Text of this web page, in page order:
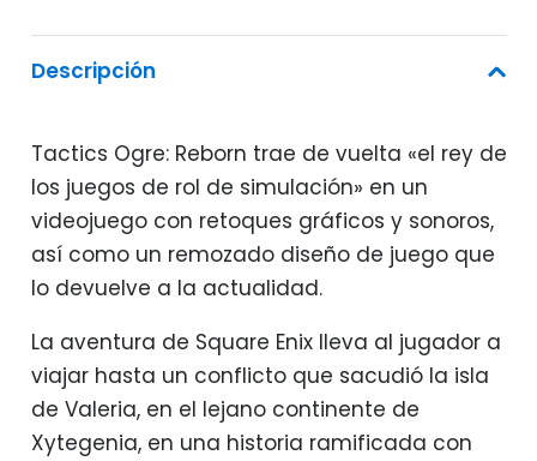
52,95€.34,95€.
Descripción
Tactics Ogre: Reborn trae de vuelta «el rey de
los juegos de rol de simulación» en un
videojuego con retoques gráficos y sonoros,
así como un remozado diseño de juego que
lo devuelve a la actualidad.
La aventura de Square Enix lleva al jugador a
viajar hasta un conflicto que sacudió la isla
de Valeria, en el lejano continente de
Xytegenia, en una historia ramificada con